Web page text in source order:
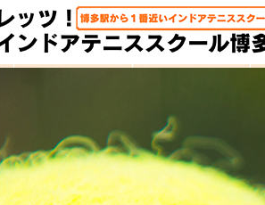
体験レッスン 大人クラス